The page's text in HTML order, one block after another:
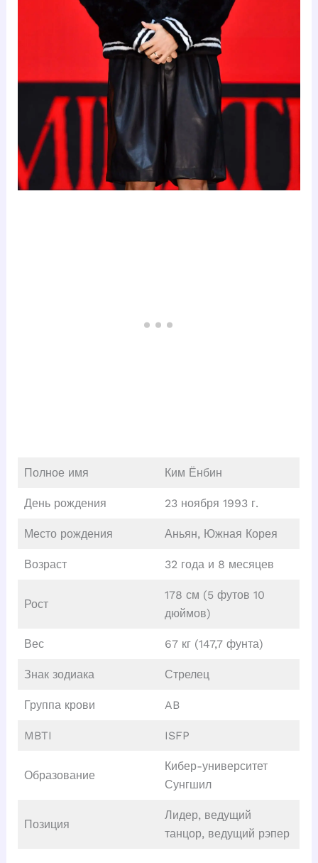
Полное имя Ким Ёнбин
День рождения 23 ноября 1993 г.
Место рождения Аньян, Южная Корея
Возраст 32 года и 8 месяцев
Рост
178 см (5 футов 10
дюймов)
Вес 67 кг (147,7 фунта)
Знак зодиака Стрелец
Группа крови AB
MBTI ISFP
Образование
Кибер-университет
Сунгшил
Позиция
Лидер, ведущий
танцор, ведущий рэпер